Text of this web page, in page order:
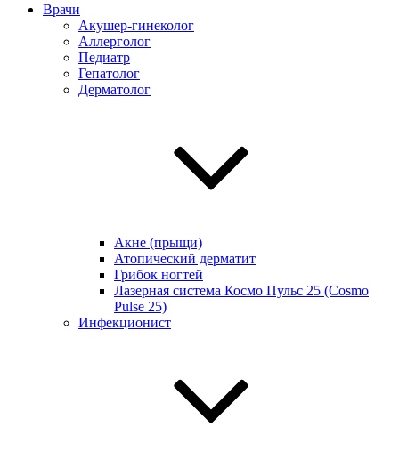
Врачи
Акушер-гинеколог
Аллерголог
Педиатр
Гепатолог
Дерматолог
Акне (прыщи)
Атопический дерматит
Грибок ногтей
Лазерная система Космо Пульс 25 (Cosmo
Pulse 25)
Инфекционист